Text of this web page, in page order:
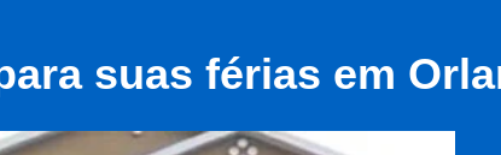
suas férias em